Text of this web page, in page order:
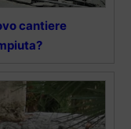
cantiere